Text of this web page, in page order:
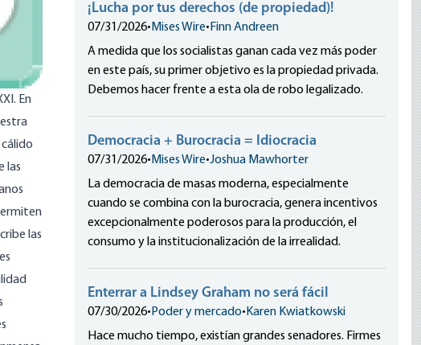
En
las
las
¡Lucha por tus derechos (de propiedad)!
07/31/2026• Mises Wire• Finn Andreen
A medida que los socialistas ganan cada vez más poder
en este país, su primer objetivo es la propiedad privada.
Debemos hacer frente a esta ola de robo legalizado.
Democracia + Burocracia = Idiocracia
07/31/2026• Mises Wire•Joshua Mawhorter
La democracia de masas moderna, especialmente
cuando se combina con la burocracia, genera incentivos
excepcionalmente poderosos para la producción, el
consumo y la institucionalización de la irrealidad.
Enterrar a Lindsey Graham no será fácil
07/30/2026• Poder y mercado• Karen Kwiatkowski
Hace mucho tiempo, existían grandes senadores. Firmes